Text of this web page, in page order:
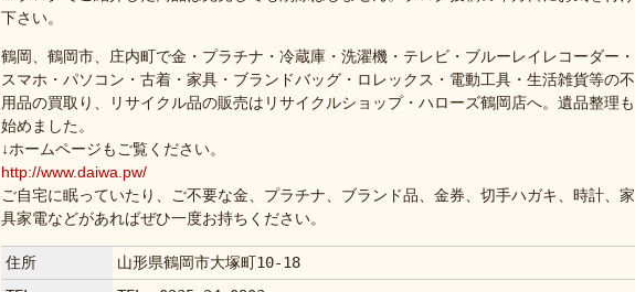
下さい。
鶴岡、鶴岡市、庄内町で金・プラチナ・冷蔵庫・洗濯機・テレビ・ブルーレイレコーダー・
スマホ・パソコン・古着・家具・ブランドバッグ・ロレックス・電動工具・生活雑貨等の不
用品の買取り、リサイクル品の販売はリサイクルショップ・ハローズ鶴岡店へ。遺品整理も
始めました。
↓ホームページもご覧ください。
http://www.daiwa.pw/
ご自宅に眠っていたり、ご不要な金、プラチナ、ブランド品、金券、切手ハガキ、時計、家
具家電などがあればぜひ一度お持ちください。
住所
山形県鶴岡市大塚町10-18